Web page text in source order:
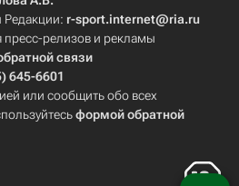
Редакции: r-sport.internet@ria.ru
релизов и рекламы
связи
645-6601
или сообщить обо всех
формой обратной